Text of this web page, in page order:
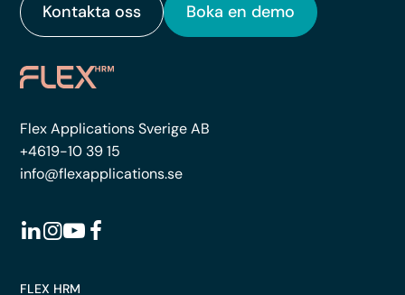
Kontakta oss Boka en demo
Flex Applications Sverige AB
+4619-10 39 15
info@flexapplications.se
FLEX HRM